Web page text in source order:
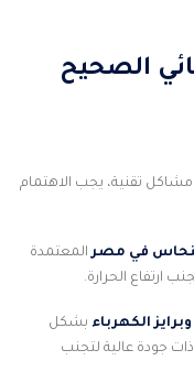
الصحيح
تقنية، يجب الاهتمام
في مصرالمعتمدة
ارتفاع الحرارة.
الكهرباء بشكل
جودة عالية لتجنب